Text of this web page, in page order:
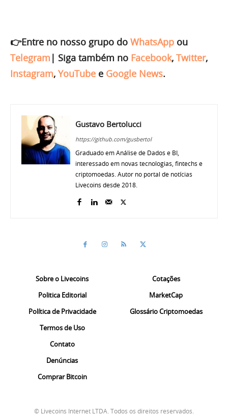
👉Entre no nosso grupo do WhatsApp ou
Telegram | Siga também no Facebook, Twitter,
Instagram, YouTube e Google News.
Gustavo Bertolucci
https://github.com/gusbertol
Graduado em Análise de Dados e BI,
interessado em novas tecnologias, fintechs e
criptomoedas. Autor no portal de notícias
Livecoins desde 2018.
Sobre o Livecoins
Politica Editorial
Política de Privacidade
Termos de Uso
Contato
Denúncias
Comprar Bitcoin
Cotações
MarketCap
Glossário Criptomoedas
© Livecoins Internet LTDA. Todos os direitos reservados.